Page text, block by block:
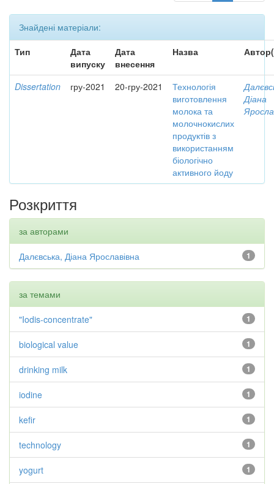
Знайдені матеріали:
Тип
Дата
випуску
Дата
внесення
Назва
Dissertation гру-2021 20-гру-2021
Технологія
виготовлення
молока та
молочнокислих
продуктів з
використанням
біологічно
активного йоду
Діана
Розкриття
за авторами
1
Далєвська, Діана Ярославівна
за темами
1
"Iodis-concentrate"
1
biological value
1
drinking milk
1
iodine
1
kefir
1
technology
1
yogurt